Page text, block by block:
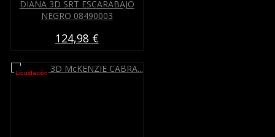
DIANA 3D SRT ESCARABAJO
NEGRO 08490003
124,98 €
Liquidación